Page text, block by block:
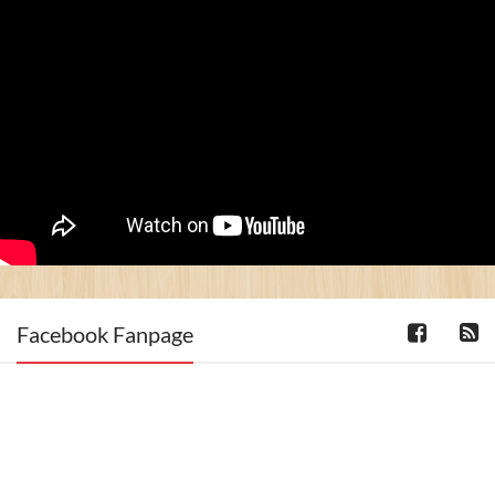
Facebook Fanpage